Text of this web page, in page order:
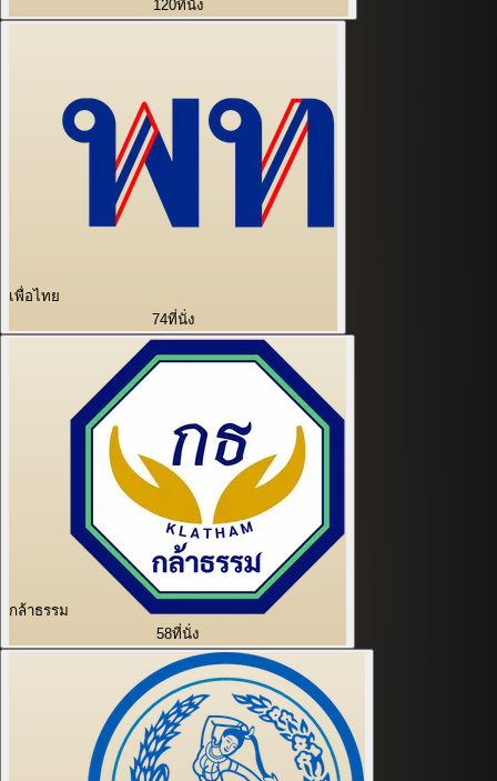
120ที่นั่ง
เพื่อไทย
74ที่นั่ง
กล้าธรรม
58ที่นั่ง